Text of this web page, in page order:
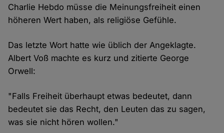
Charlie Hebdo müsse die Meinungsfreiheit einen
höheren Wert haben, als religiöse Gefühle.
Das letzte Wort hatte wie üblich der Angeklagte.
Albert Voß machte es kurz und zitierte George
Orwell:
"Falls Freiheit überhaupt etwas bedeutet, dann
bedeutet sie das Recht, den Leuten das zu sagen,
was sie nicht hören wollen."